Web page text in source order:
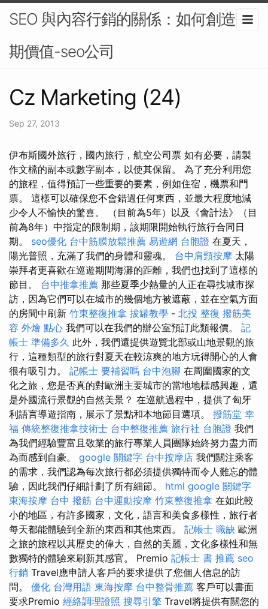
SEO 與內容行銷的關係：如何創造長
期價值-seo公司
Cz Marketing (24)
Sep 27, 2013
伊布斯國外旅行，國內旅行，航空公司票 如有必要，請製
作文檔的副本或數字副本，以使其保留。 為了充分利用您
的旅程，值得預訂一些重要的要素，例如住宿，機票和門
票。 這樣可以確保您不會錯過任何東西，並最大程度地減
少令人不愉快的驚喜。 （目前為5年）以及《會計法》（目
前為8年）中指定的限制期，該期限開始執行旅行合同日
期。 seo優化 台中筋膜放鬆推薦 易遊網 台胞證 在夏天，
陽光普照，充滿了我們的身體和靈魂。 台中肩頸按摩 太陽
崇拜者更喜歡在巡遊期間海灘的距離，我們也找到了這樣的
節目。 台中推拿推薦 那些夏季少熱量的人正在尋找城市探
訪，因為它們可以在城市的幾個地方被遮蔽，並在空氣方面
的房間中刷新 竹東整復推拿 拔罐教學 - 北投 整復 撥筋美
容 外燴 點心 我們可以在我們的辦公室預訂此類報價。 記
帳士 準備多久 此外，我們還提供遊覽北部或山地景觀的旅
行，這種類型的旅行對夏天在較涼爽的地方玩得開心的人會
很有吸引力。 記帳士 要補習嗎 台中泡腳 在周圍國家的文
化之旅，您是否真的對歐洲主要城市的當地地標感興趣，還
是外國流行景觀的自然美景？ 在巡航過程中，提供了匈牙
利語言導遊指南，展示了景點和本地節目選項。 撥筋堂 幸
福 傳統整復推拿技術士 台中整復推薦 旅行社 台胞證 我們
為我們經驗豐富且敬業的旅行專業人員團隊始終努力盡力而
為而感到自豪。 google 關鍵字 台中按摩店 我們關注乘客
的需求，我們認為每次旅行都必須提供獨特而令人難忘的體
驗，因此我們仔細計劃了所有細節。 html google 關鍵字
東海按摩 台中 撥筋 台中運動按摩 竹東整復推拿 在如此較
小的地區，有許多國家，文化，語言和美食多樣性，旅行者
每天都能體驗到全新的東西和其他東西。 記帳士 職缺 歐洲
之旅的旅程以其歷史的偉大，自然的美麗，文化多樣性和無
數獨特的體驗來刷新其感官。 Premio 記帳士 書 推薦 seo
行銷 Travel應申請人客戶的要求提供了您個人信息的訪
問。 優化 台灣用語 東海按摩 台中整骨推薦 客戶可以書面
要求Premio 經絡調理證照 搜尋引擎 Travel將提供有關您的